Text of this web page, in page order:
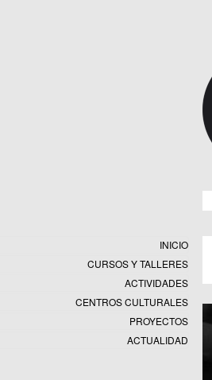
INICIO
CURSOS Y TALLERES
ACTIVIDADES
CENTROS CULTURALES
Equipamientos
PROYECTOS
Exposiciones
ACTUALIDAD